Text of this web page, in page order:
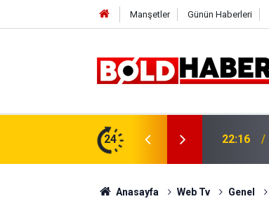
Manşetler Günün Haberleri
24 19:32
Anasayfa Web Tv Genel